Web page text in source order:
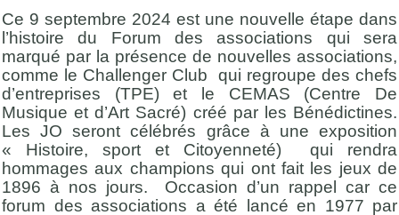
Ce 9 septembre 2024 est une nouvelle étape dans
l’histoire du Forum des associations qui sera
marqué par la présence de nouvelles associations,
comme le Challenger Club qui regroupe des chefs
d’entreprises (TPE) et le CEMAS (Centre De
Musique et d’Art Sacré) créé par les Bénédictines.
Les JO seront célébrés grâce à une exposition
« Histoire, sport et Citoyenneté) qui rendra
hommages aux champions qui ont fait les jeux de
1896 à nos jours. Occasion d’un rappel car ce
forum des associations a été lancé en 1977 par